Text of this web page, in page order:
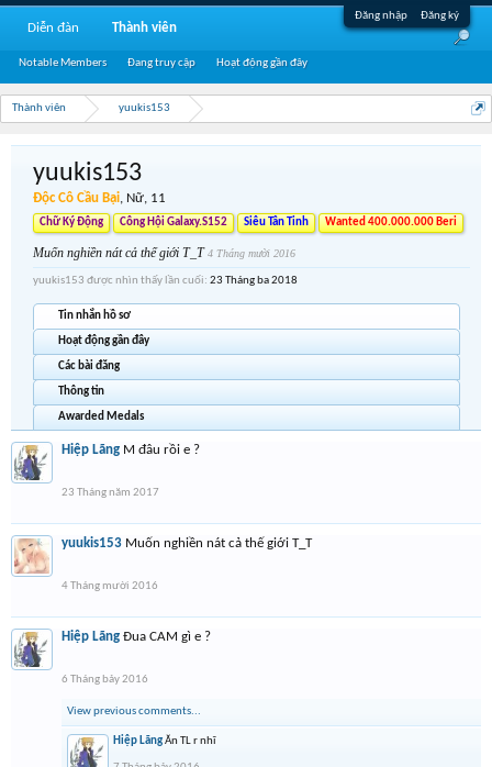
Đăng nhập Đăng ký
Thành viên yuukis153
yuukis153
Độc Cô Cầu Bại, Nữ, 11
Chữ Ký Động Công Hội Galaxy.S152 Siêu Tân Tinh Wanted 400.000.000 Beri
Muốn nghiền nát cả thế giới T_T4 Tháng mười 2016
yuukis153 được nhìn thấy lần cuối: 23 Tháng ba 2018
Tin nhắn hồ sơ
Hoạt động gần đây
Các bài đăng
Thông tin
Awarded Medals
Hiệp Lãng M đâu rồi e ?
23 Tháng năm 2017
yuukis153 Muốn nghiền nát cả thế giới T_T
4 Tháng mười 2016
Hiệp Lãng Đua CAM gì e ?
6 Tháng bảy 2016
View previous comments...
Hiệp LãngĂn TL r nhĩ
Diễn đàn Thành viên
Notable Members Đang truy cập Hoạt động gần đây